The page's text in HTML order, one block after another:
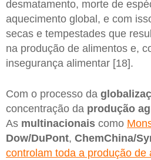
desmatamento, morte de
aquecimento global, e com
secas e tempestades que
na produção de alimentos e,
insegurança alimentar [18].
Com o processo da
concentração da produção
As multinacionais como
Dow/DuPont, ChemChina/
controlam toda a produção de